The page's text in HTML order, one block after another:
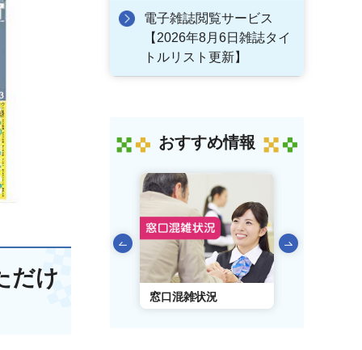
だけ
電子雑誌閲覧サービス
【2026年8月6日雑誌タイ
トルリスト更新】
おすすめ情報
前のスライドを表示
窓口混雑状況